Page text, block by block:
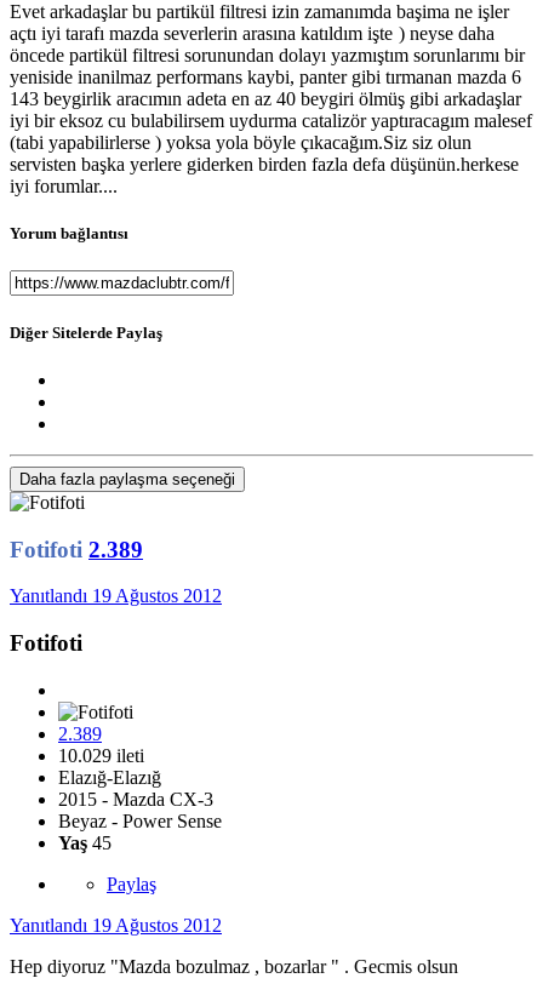
Evet arkadaşlar bu partikül filtresi izin zamanımda başima ne işler
açtı iyi tarafı mazda severlerin arasına katıldım işte ) neyse daha
öncede partikül filtresi sorunundan dolayı yazmıştım sorunlarımı bir
yeniside inanilmaz performans kaybi, panter gibi tırmanan mazda 6
143 beygirlik aracımın adeta en az 40 beygiri ölmüş gibi arkadaşlar
iyi bir eksoz cu bulabilirsem uydurma catalizör yaptıracagım malesef
(tabi yapabilirlerse ) yoksa yola böyle çıkacağım.Siz siz olun
servisten başka yerlere giderken birden fazla defa düşünün.herkese
iyi forumlar....
Yorum bağlantısı
Diğer Sitelerde Paylaş
Daha fazla paylaşma seçeneği
Fotifoti 2.389
Yanıtlandı 19 Ağustos 2012
Fotifoti
2.389
10.029 ileti
Elazığ-Elazığ
2015 - Mazda CX-3
Beyaz - Power Sense
Yaş 45
Paylaş
Yanıtlandı 19 Ağustos 2012
Hep diyoruz "Mazda bozulmaz , bozarlar " . Gecmis olsun